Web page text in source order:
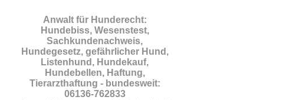
Anwalt für Hunderecht:
Hundebiss, Wesenstest,
Sachkundenachweis,
Hundegesetz, gefährlicher Hund,
Listenhund, Hundekauf,
Hundebellen, Haftung,
Tierarzthaftung - bundesweit:
06136-762833